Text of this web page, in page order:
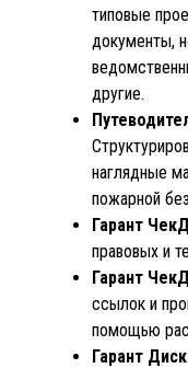
типовые
документы,
другие.
наглядные
пожарной
Гарант
правовых и
Гарант
ссылок и
помощью
Гарант